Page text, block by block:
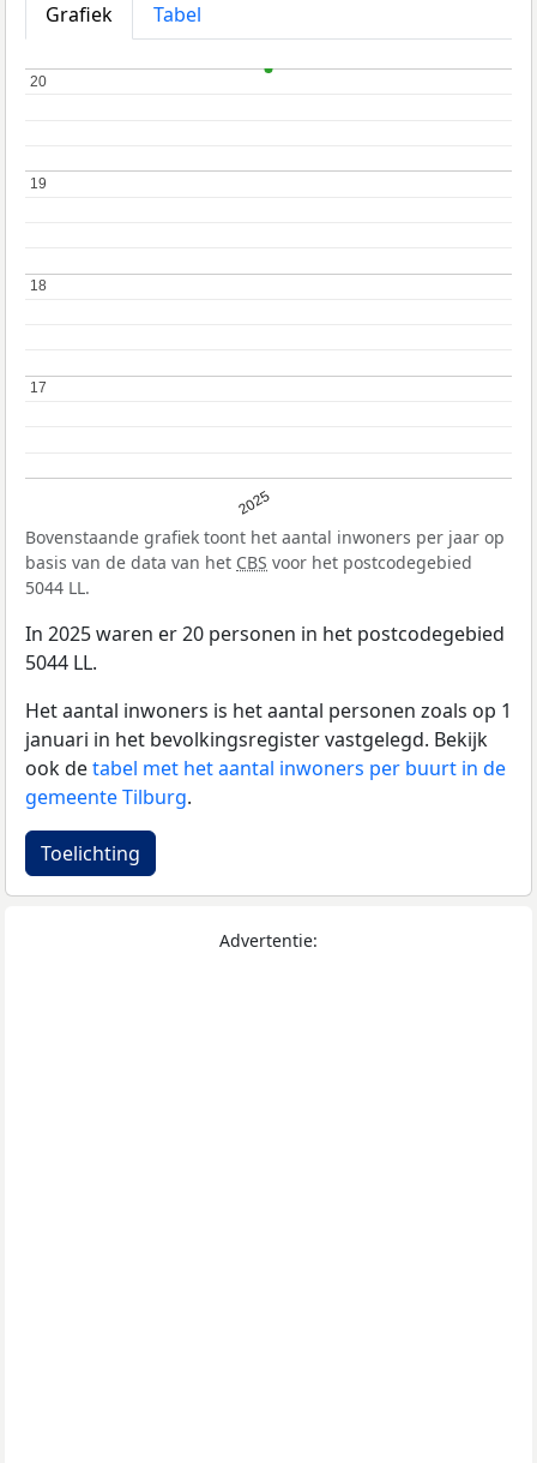
Grafiek
Tabel
2025
17
17
18
18
19
19
20
20
Bovenstaande grafiek toont het aantal inwoners per jaar op
basis van de data van het CBS voor het postcodegebied
5044 LL.
In 2025 waren er 20 personen in het postcodegebied
5044 LL.
Het aantal inwoners is het aantal personen zoals op 1
januari in het bevolkingsregister vastgelegd. Bekijk
ook detabel met het aantal inwoners per buurt in de
gemeente Tilburg.
Toelichting
Advertentie: